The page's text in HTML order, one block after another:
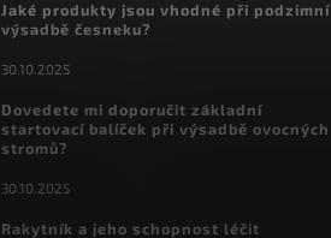
Jaké produkty jsou vhodné při podzimní
výsadbě česneku?
30.10.2025
Dovedete mi doporučit základní
startovací balíček při výsadbě ovocných
stromů?
30.10.2025
Rakytník a jeho schopnost léčit